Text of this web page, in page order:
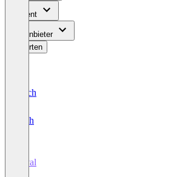
Content
Für Anbieter
Bewerten
Deutsch
English
Rival